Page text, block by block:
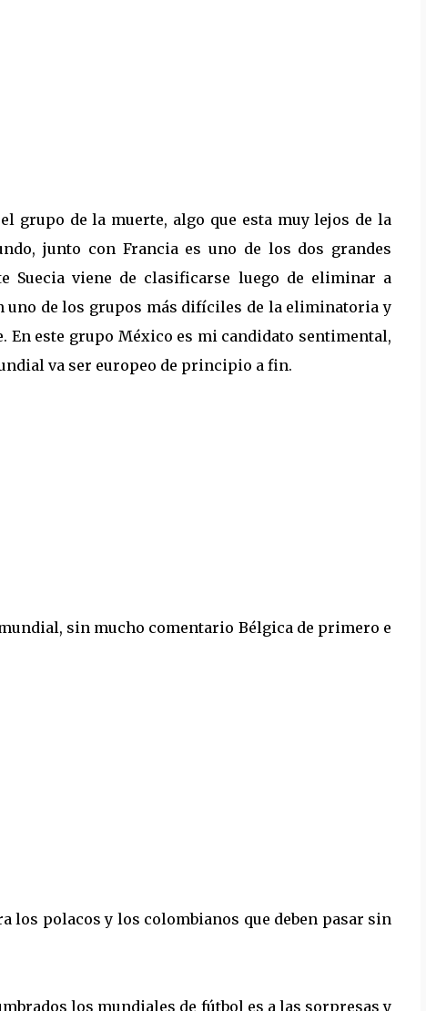
grupo de la muerte, algo que esta muy lejos de la
junto con Francia es uno de los dos grandes
Suecia viene de clasificarse luego de eliminar a
uno de los grupos más difíciles de la eliminatoria y
En este grupo México es mi candidato sentimental,
va ser europeo de principio a fin.
sin mucho comentario Bélgica de primero e
los polacos y los colombianos que deben pasar sin
los mundiales de fútbol es a las sorpresas y